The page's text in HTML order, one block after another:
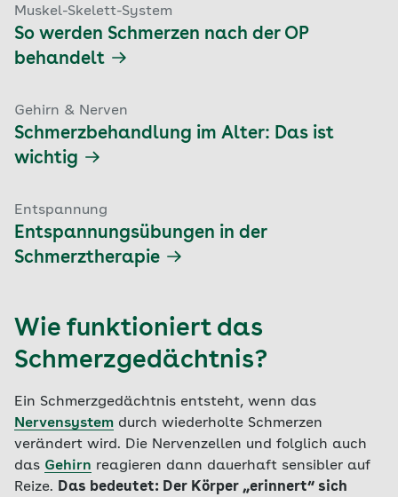
Muskel-Skelett-System
So werden Schmerzen nach der OP
behandelt
Gehirn & Nerven
Schmerzbehandlung im Alter: Das ist
wichtig
Entspannung
Entspannungsübungen in der
Schmerztherapie
Wie funktioniert das
Schmerzgedächtnis?
Ein Schmerzgedächtnis entsteht, wenn das
Nervensystem durch wiederholte Schmerzen
verändert wird. Die Nervenzellen und folglich auch
das Gehirn reagieren dann dauerhaft sensibler auf
Reize. Das bedeutet: Der Körper „erinnert“ sich